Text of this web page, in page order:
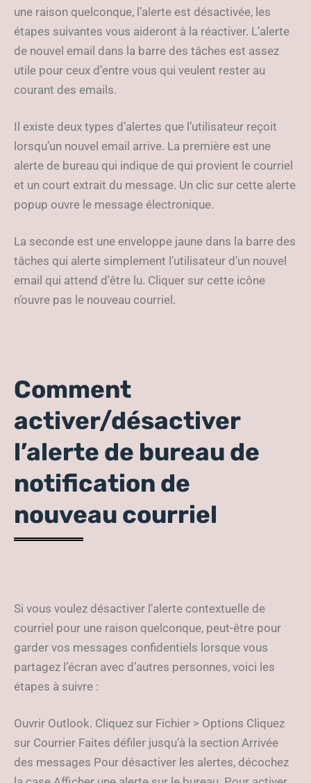
une raison quelconque, l’alerte est désactivée, les
étapes suivantes vous aideront à la réactiver. L’alerte
de nouvel email dans la barre des tâches est assez
utile pour ceux d’entre vous qui veulent rester au
courant des emails.
Il existe deux types d’alertes que l’utilisateur reçoit
lorsqu’un nouvel email arrive. La première est une
alerte de bureau qui indique de qui provient le courriel
et un court extrait du message. Un clic sur cette alerte
popup ouvre le message électronique.
La seconde est une enveloppe jaune dans la barre des
tâches qui alerte simplement l’utilisateur d’un nouvel
email qui attend d’être lu. Cliquer sur cette icône
n’ouvre pas le nouveau courriel.
Comment
activer/désactiver
l’alerte de bureau de
notification de
nouveau courriel
Si vous voulez désactiver l’alerte contextuelle de
courriel pour une raison quelconque, peut-être pour
garder vos messages confidentiels lorsque vous
partagez l’écran avec d’autres personnes, voici les
étapes à suivre :
Ouvrir Outlook. Cliquez sur Fichier > Options Cliquez
sur Courrier Faites défiler jusqu’à la section Arrivée
des messages Pour désactiver les alertes, décochez